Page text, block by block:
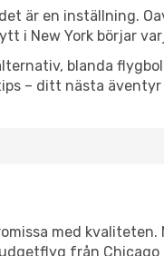
är en inställning.
i New York börjar
blanda
– ditt nästa
med kvaliteten.
från Chicago